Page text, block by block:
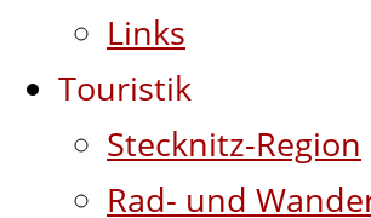
Links
Touristik
Stecknitz-Region
Rad- und